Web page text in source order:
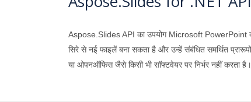
Aspose.Slides API का उपयोग Microsoft PowerPoint
सिरे से नई फाइलें बना सकता है और उन्हें संबंधित समर्थित
या ओपनऑफिस जैसे किसी भी सॉफ्टवेयर पर निर्भर नहीं करता है।